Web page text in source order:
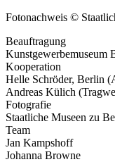
Fotonachweis ©
Beauftragung
Kunstgewerbemuseum
Kooperation
Helle Schröder, Berlin
Andreas Külich
Fotografie
Staatliche Museen zu
Team
Jan Kampshoff
Johanna Browne